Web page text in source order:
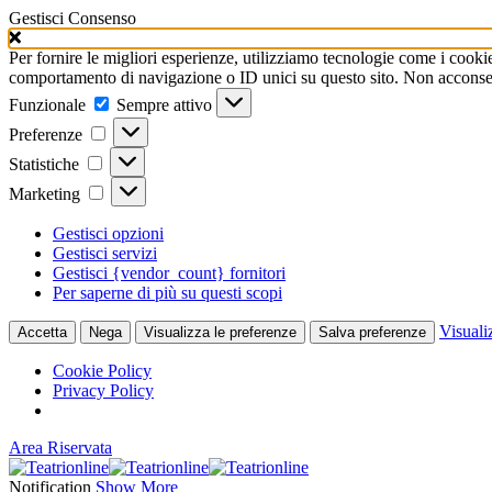
Gestisci Consenso
Per fornire le migliori esperienze, utilizziamo tecnologie come i
comportamento di navigazione o ID unici su questo sito. Non
Funzionale
Funzionale
Sempre attivo
Preferenze
Preferenze
Statistiche Statistiche
Marketing Marketing
Gestisci opzioni
Gestisci servizi
Gestisci {vendor_count} fornitori
Per saperne di più su questi scopi
Accetta Nega Visualizza le preferenze Salva preferenze
Cookie Policy
Privacy Policy
Area Riservata
Notification Show More